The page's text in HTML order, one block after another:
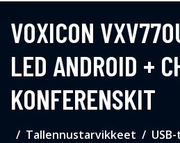
VOXICON
LED ANDROID +
KONFERENSKIT
Tallennustarvikkeet